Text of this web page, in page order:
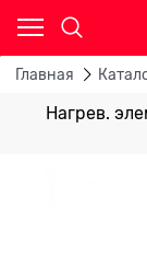
Главная
Нагрев.